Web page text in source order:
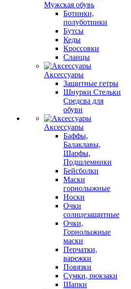
Мужская обувь
Ботинки,
полуботинки
Бутсы
Кеды
Кроссовки
Сланцы
Аксессуары
Защитные гетры
Шнурки Стельки
Средсва для
обуви
Аксессуары
Баффы,
Балаклавы,
Шарфы,
Подшлемники
Бейсболки
Маски
горнолыжные
Носки
Очки
солнцезащитные
Очки,
Горнолыжные
маски
Перчатки,
варежки
Повязки
Сумки, рюкзаки
Шапки